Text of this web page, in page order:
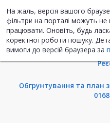
На жаль, версія вашого
фільтри на порталі можуть
працювати. Оновіть, будь
коректної роботи пошуку.
вимоги до версій браузера за
Інформація
Обгрунтування та план